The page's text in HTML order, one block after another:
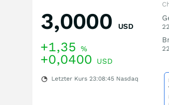
3,0000 USD
+1,35 %
+0,0400 USD
Letzter Kurs 23:08:45 Nasdaq